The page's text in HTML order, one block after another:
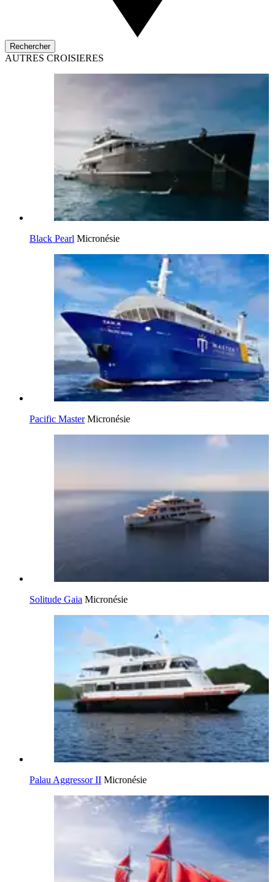
Rechercher
AUTRES CROISIERES
Black Pearl Micronésie
Pacific Master Micronésie
Solitude Gaia Micronésie
Palau Aggressor II Micronésie